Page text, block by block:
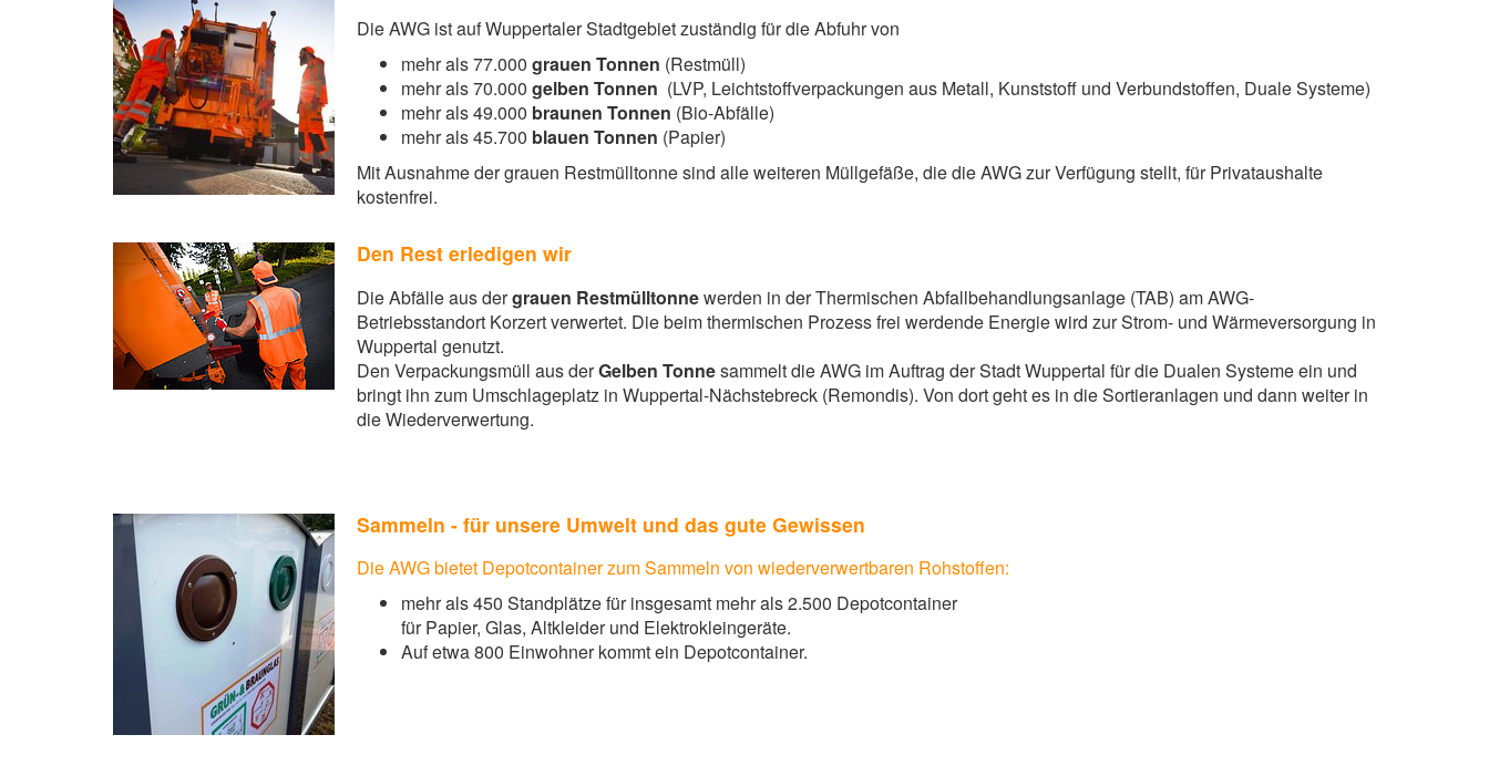
Die AWG ist auf Wuppertaler Stadtgebiet zuständig für die Abfuhr von
mehr als 77.000 grauen Tonnen (Restmüll)
mehr als 70.000 gelben Tonnen (LVP, Leichtstoffverpackungen aus Metall, Kunststoff und Verbundstoffen, Duale Systeme)
mehr als 49.000 braunen Tonnen (Bio-Abfälle)
mehr als 45.700 blauen Tonnen (Papier)
Mit Ausnahme der grauen Restmülltonne sind alle weiteren Müllgefäße, die die AWG zur Verfügung stellt, für Privataushalte
kostenfrei.
Den Rest erledigen wir
Die Abfälle aus dergrauen Restmülltonnewerden in der Thermischen Abfallbehandlungsanlage (TAB) am AWG-
Betriebsstandort Korzert verwertet. Die beim thermischen Prozess frei werdende Energie wird zur Strom- und Wärmeversorgung in
Wuppertal genutzt.
Den Verpackungsmüll aus derGelben Tonnesammelt die AWG im Auftrag der Stadt Wuppertal für die Dualen Systeme ein und
bringt ihn zum Umschlageplatz in Wuppertal-Nächstebreck (Remondis). Von dort geht es in die Sortieranlagen und dann weiter in
die Wiederverwertung.
Sammeln - für unsere Umwelt und das gute Gewissen
Die AWG bietet Depotcontainer zum Sammeln von wiederverwertbaren Rohstoffen:
mehr als 450 Standplätze für insgesamt mehr als 2.500 Depotcontainer
für Papier, Glas, Altkleider und Elektrokleingeräte.
Auf etwa 800 Einwohner kommt ein Depotcontainer.